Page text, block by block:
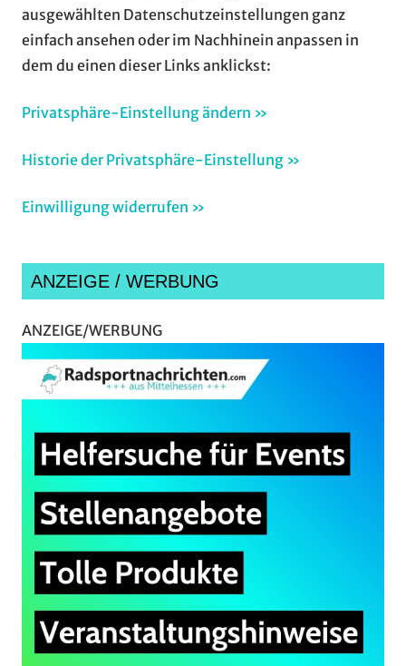
ausgewählten Datenschutzeinstellungen ganz
einfach ansehen oder im Nachhinein anpassen in
dem du einen dieser Links anklickst:
Privatsphäre-Einstellung ändern »
Historie der Privatsphäre-Einstellung »
Einwilligung widerrufen »
ANZEIGE / WERBUNG
ANZEIGE/WERBUNG